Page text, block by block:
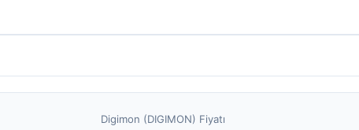
Digimon (DIGIMON) Fiyatı